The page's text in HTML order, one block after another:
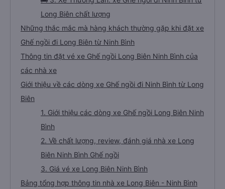
Long Biên chất lượng
Những thắc mắc mà hàng khách thường gặp khi đặt xe
Ghế ngồi đi Long Biên từ Ninh Bình
Thông tin đặt vé xe Ghế ngồi Long Biên Ninh Bình của
các nhà xe
Giới thiệu về các dòng xe Ghế ngồi đi Ninh Bình từ Long
Biên
1. Giới thiệu các dòng xe Ghế ngồi Long Biên Ninh
Bình
2. Về chất lượng, review, đánh giá nhà xe Long
Biên Ninh Bình Ghế ngồi
3. Giá vé xe Long Biên Ninh Bình
Bảng tổng hợp thông tin nhà xe Long Biên - Ninh Bình